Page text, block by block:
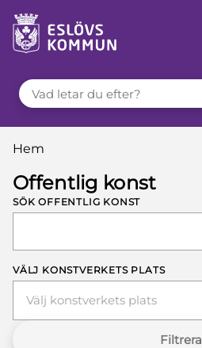
till innehåll
VAD LETAR DU EFTER?
Du är här:
Hem
Offentlig konst
SÖK OFFENTLIG KONST
VÄLJ KONSTVERKETS PLATS
Välj konstverkets plats
Filtrera